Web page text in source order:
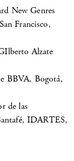
New Genres
Francisco,
Alzate
BBVA, Bogotá,
de las
IDARTES,